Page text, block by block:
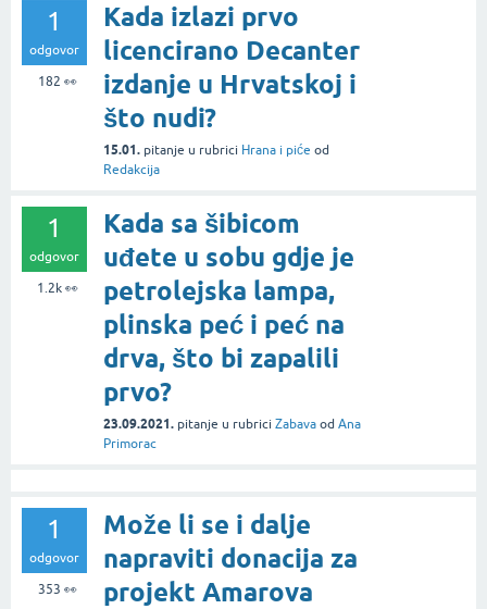
1
odgovor
182 👀
Kada izlazi prvo
licencirano Decanter
izdanje u Hrvatskoj i
što nudi?
15.01. pitanje u rubrici Hrana i piće od
Redakcija
1
odgovor
1.2k👀
Kada sa šibicom
uđete u sobu gdje je
petrolejska lampa,
plinska peć i peć na
drva, što bi zapalili
prvo?
23.09.2021. pitanje u rubrici Zabava od Ana
Primorac
1
odgovor
353 👀
Može li se i dalje
napraviti donacija za
projekt Amarova